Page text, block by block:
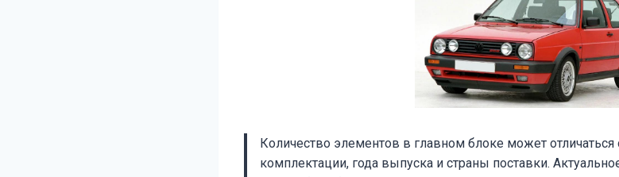
Количество элементов в главном блоке может отличаться
комплектации, года выпуска и страны поставки.